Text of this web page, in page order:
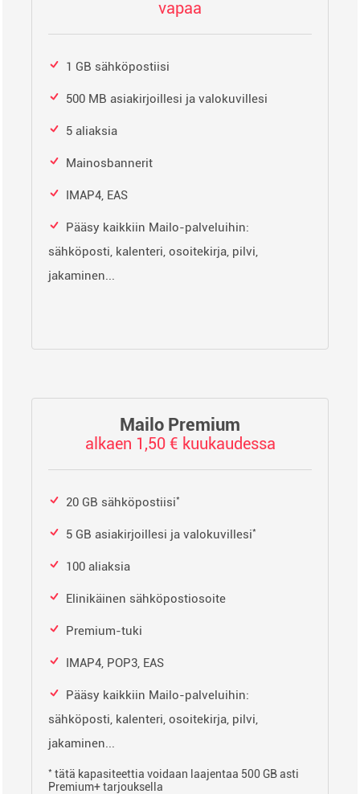
vapaa
1 GB sähköpostiisi
500 MB asiakirjoillesi ja valokuvillesi
5 aliaksia
Mainosbannerit
IMAP4, EAS
Pääsy kaikkiin Mailo-palveluihin:
sähköposti, kalenteri, osoitekirja, pilvi,
jakaminen...
Mailo Premium
alkaen 1,50 € kuukaudessa
20 GB sähköpostiisi*
5 GB asiakirjoillesi ja valokuvillesi*
100 aliaksia
Elinikäinen sähköpostiosoite
Premium-tuki
IMAP4, POP3, EAS
Pääsy kaikkiin Mailo-palveluihin:
sähköposti, kalenteri, osoitekirja, pilvi,
jakaminen...
* tätä kapasiteettia voidaan laajentaa 500 GB asti
Premium+ tarjouksella